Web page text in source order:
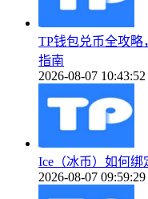
TP钱包兑币全攻
指南
2026-08-07 10:43:52
Ice（冰币）如何
2026-08-07 09:59:29